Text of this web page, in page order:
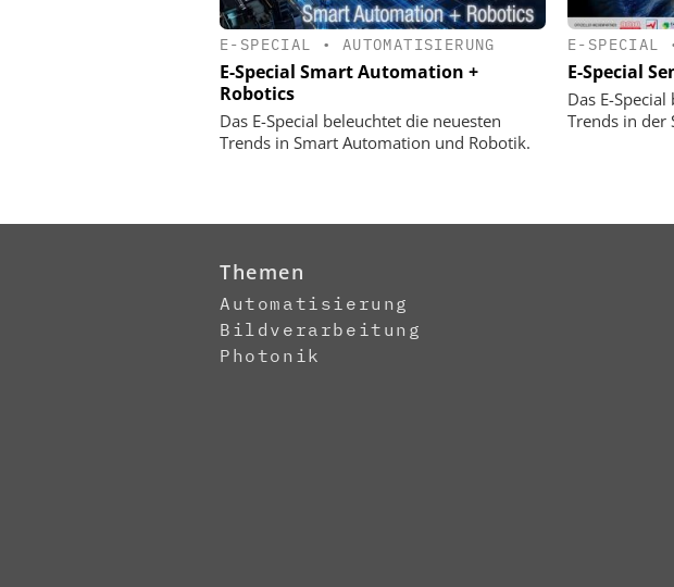
E-SPECIAL • AUTOMATISIERUNG
E-Special Smart Automation +
Robotics
Das E-Special beleuchtet die neuesten
Trends in Smart Automation und Robotik.
E-SPECIAL
E-Special
Das E-
Trends in der
Themen
Automatisierung
Bildverarbeitung
Photonik